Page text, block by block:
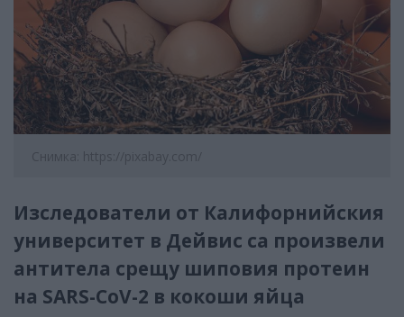
Снимка: https://pixabay.com/
Изследователи от Калифорнийския
университет в Дейвис са произвели
антитела срещу шиповия протеин
на SARS-CoV-2 в кокоши яйца